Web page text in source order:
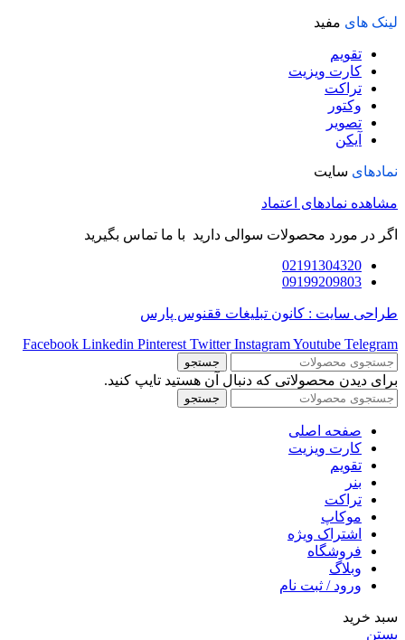
لینک های مفید
تقویم
کارت ویزیت
تراکت
وکتور
تصویر
آیکن
نمادهای سایت
مشاهده نمادهای اعتماد
اگر در مورد محصولات سوالی دارید با ما تماس بگیرید
02191304320
09199209803
طراحی سایت : کانون تبلیغات ققنوس پارس
Facebook Linkedin Pinterest Twitter InstagramYoutube Telegram
جستجو
برای دیدن محصولاتی که دنبال آن هستید تایپ کنید.
جستجو
صفحه اصلی
کارت ویزیت
تقویم
بنر
تراکت
موکاپ
اشتراک ویژه
فروشگاه
وبلاگ
ورود / ثبت نام
سبد خرید
بستن